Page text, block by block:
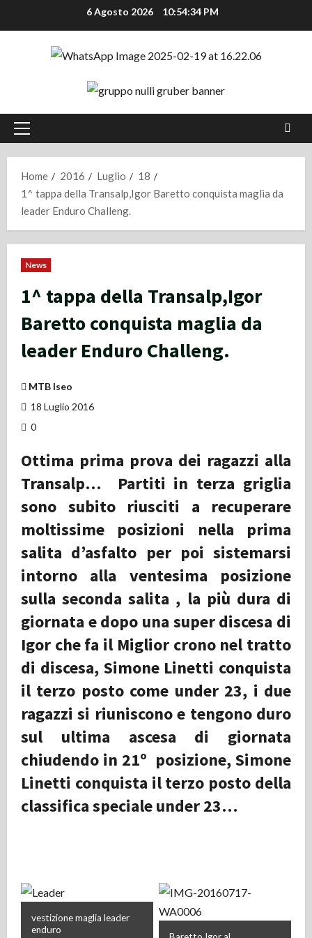
al
6 Agosto 2026 10:54:35 PM
Menu
Home
2016 Luglio
18
1^ tappa della Transalp,Igor Baretto conquista maglia da
leader Enduro Challeng.
News
1^ tappa della Transalp,Igor
Baretto conquista maglia da
leader Enduro Challeng.
MTB Iseo
18 Luglio 2016
0
Ottima prima prova dei ragazzi alla
Transalp… Partiti in terza griglia
sono subito riusciti a recuperare
moltissime posizioni nella prima
salita d’asfalto per poi sistemarsi
intorno alla ventesima posizione
sulla seconda salita , la più dura di
giornata e dopo una super discesa di
Igor che fa il Miglior crono nel tratto
di discesa, Simone Linetti conquista
il terzo posto come under 23, i due
ragazzi si riuniscono e tengono duro
sul ultima ascesa di giornata
chiudendo in 21º posizione, Simone
Linetti conquista il terzo posto della
classifica speciale under 23…
vestizione maglia leader
enduro